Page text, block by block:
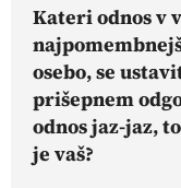
Kateri odnos v
osebo, se
prišepnem
odnos jaz-jaz,
je vaš?